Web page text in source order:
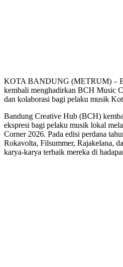
KOTA BANDUNG (METRUM) –
kembali menghadirkan BCH Music
dan kolaborasi bagi pelaku musik
Bandung Creative Hub (BCH)
ekspresi bagi pelaku musik lokal
Corner 2026. Pada edisi perdana
Rokavolta, Filsummer, Rajakelana,
karya-karya terbaik mereka di